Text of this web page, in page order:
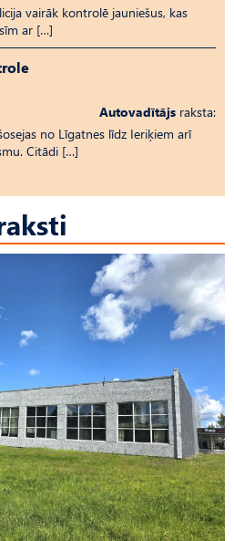
vairāk kontrolē jauniešus, kas
ar […]
Autovadītājs raksta:
no Līgatnes līdz Ieriķiem arī
Citādi […]